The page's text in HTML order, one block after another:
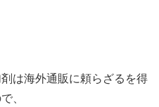
は海外通販に頼らざるを得
、